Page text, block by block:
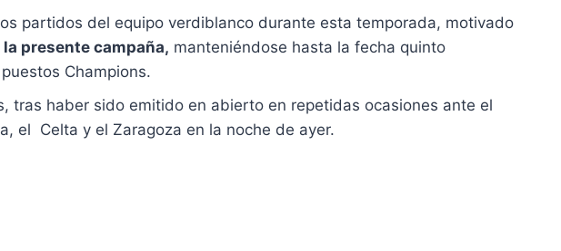
partidos del equipo verdiblanco durante esta temporada, motivado
presente campaña, manteniéndose hasta la fecha quinto
Champions.
tras haber sido emitido en abierto en repetidas ocasiones ante el
el Celta y el Zaragoza en la noche de ayer.